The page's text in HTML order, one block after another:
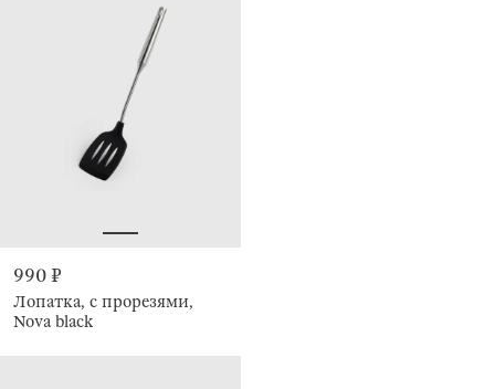
990 ₽
Лопатка, с прорезями,
Nova black